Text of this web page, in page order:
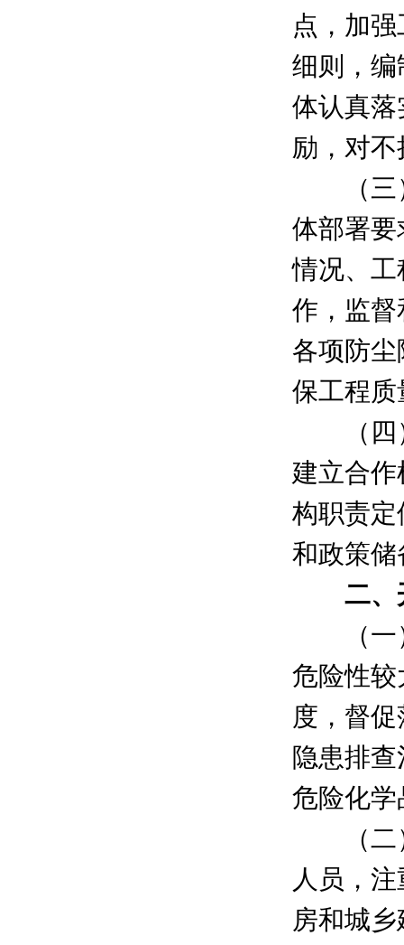
点，加
细则，
体认真
励，对
（三）
体部署
情况、
作，监
各项防
保工程质
（四）
建立合
构职责
和政策储
二、开
（一）
危险性
度，督
隐患排
危险化
（二）
人员，
房和城